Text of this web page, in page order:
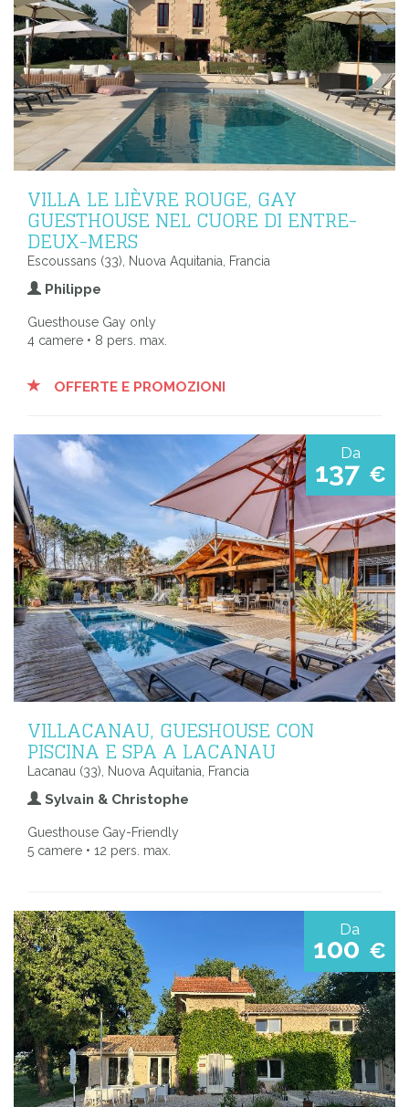
VILLA LE LIÈVRE ROUGE, GAY
GUESTHOUSE NEL CUORE DI ENTRE-
DEUX-MERS
Escoussans (33), Nuova Aquitania, Francia
Philippe
Guesthouse Gay only
4 camere • 8 pers. max.
OFFERTE E PROMOZIONI
Da
137 €
VILLACANAU, GUESHOUSE CON
PISCINA E SPA A LACANAU
Lacanau (33), Nuova Aquitania, Francia
Sylvain & Christophe
Guesthouse Gay-Friendly
5 camere • 12 pers. max.
Da
100 €